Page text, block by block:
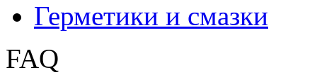
Герметики и смазки
FAQ